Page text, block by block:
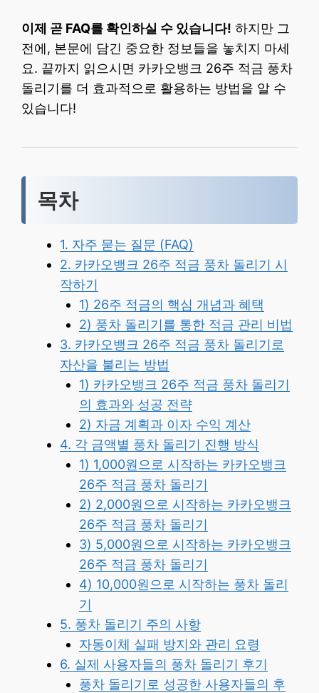
이제 곧 FAQ를 확인하실 수 있습니다! 하지만 그
전에, 본문에 담긴 중요한 정보들을 놓치지 마세
요. 끝까지 읽으시면 카카오뱅크 26주 적금 풍차
돌리기를 더 효과적으로 활용하는 방법을 알 수
있습니다!
목차
1. 자주 묻는 질문 (FAQ)
2. 카카오뱅크 26주 적금 풍차 돌리기 시
작하기
1) 26주 적금의 핵심 개념과 혜택
2) 풍차 돌리기를 통한 적금 관리 비법
3. 카카오뱅크 26주 적금 풍차 돌리기로
자산을 불리는 방법
1) 카카오뱅크 26주 적금 풍차 돌리기
의 효과와 성공 전략
2) 자금 계획과 이자 수익 계산
4. 각 금액별 풍차 돌리기 진행 방식
1) 1,000원으로 시작하는 카카오뱅크
26주 적금 풍차 돌리기
2) 2,000원으로 시작하는 카카오뱅크
26주 적금 풍차 돌리기
3) 5,000원으로 시작하는 카카오뱅크
26주 적금 풍차 돌리기
4) 10,000원으로 시작하는 풍차 돌리
기
5. 풍차 돌리기 주의 사항
자동이체 실패 방지와 관리 요령
6. 실제 사용자들의 풍차 돌리기 후기
풍차 돌리기로 성공한 사용자들의 후